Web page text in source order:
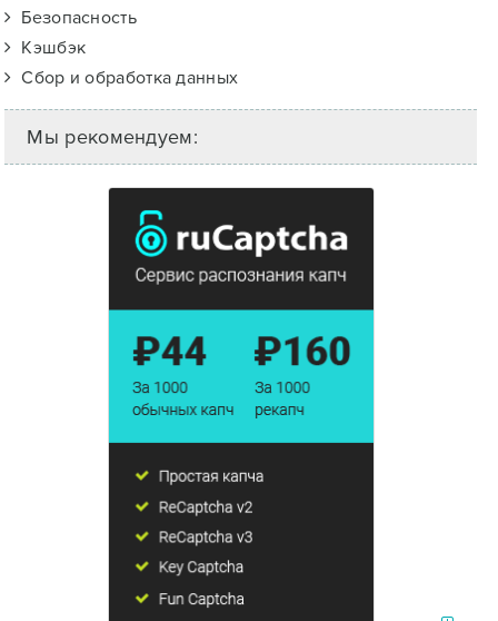
Безопасность
Кэшбэк
Сбор и обработка данных
Мы рекомендуем: